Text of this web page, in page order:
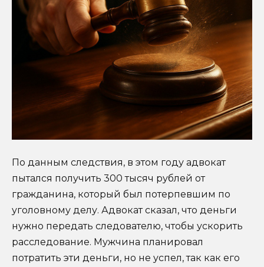
По данным следствия, в этом году адвокат
пытался получить 300 тысяч рублей от
гражданина, который был потерпевшим по
уголовному делу. Адвокат сказал, что деньги
нужно передать следователю, чтобы ускорить
расследование. Мужчина планировал
потратить эти деньги, но не успел, так как его